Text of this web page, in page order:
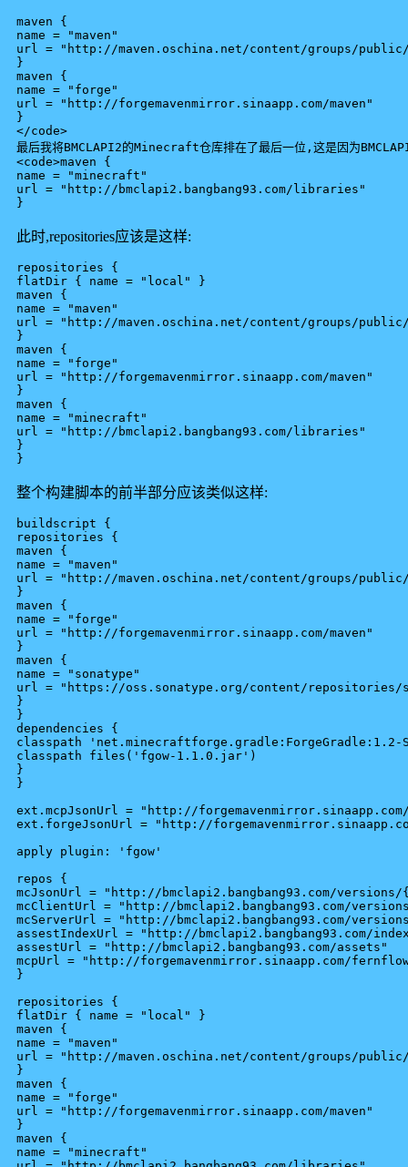
maven {
name = "maven"
url = "http://maven.oschina.net/content/groups/
}
maven {
name = "forge"
url = "http://forgemavenmirror.sinaapp.com/maven"
}
</code>
最后我将BMCLAPI2的Minecraft仓库排在了最后一位,这是因为
<code>maven {
name = "minecraft"
url = "http://bmclapi2.bangbang93.com/libraries"
}
此时,repositories应该是这样:
repositories {
flatDir { name = "local" }
maven {
name = "maven"
url = "http://maven.oschina.net/content/groups/
}
maven {
name = "forge"
url = "http://forgemavenmirror.sinaapp.com/maven"
}
maven {
name = "minecraft"
url = "http://bmclapi2.bangbang93.com/libraries"
}
整个构建脚本的前半部分应该类似这样:
buildscript {
repositories {
maven {
name = "maven"
url = "http://maven.oschina.net/content/groups/
}
maven {
name = "forge"
url = "http://forgemavenmirror.sinaapp.com/maven"
}
maven {
name = "sonatype"
url = "https://oss.sonatype.org/content/repositories/
}
}
dependencies {
classpath 'net.minecraftforge.gradle:ForgeGradle:1.2-
classpath files('fgow-1.1.0.jar')
}
}
ext.mcpJsonUrl = "http://
ext.forgeJsonUrl = "http://
apply plugin: 'fgow'
repos {
mcJsonUrl = "http://bmclapi2.bangbang93.com/versions/
mcClientUrl = "http://bmclapi2.bangbang93.com/versions/
mcServerUrl = "http://bmclapi2.bangbang93.com/
assestIndexUrl = "http://bmclapi2.bangbang93.com/
assestUrl = "http://bmclapi2.bangbang93.com/assets"
mcpUrl = "http://forgemavenmirror.sinaapp.com/
}
repositories {
flatDir { name = "local" }
maven {
name = "maven"
url = "http://maven.oschina.net/content/groups/
}
maven {
name = "forge"
url = "http://forgemavenmirror.sinaapp.com/maven"
}
maven {
name = "minecraft"